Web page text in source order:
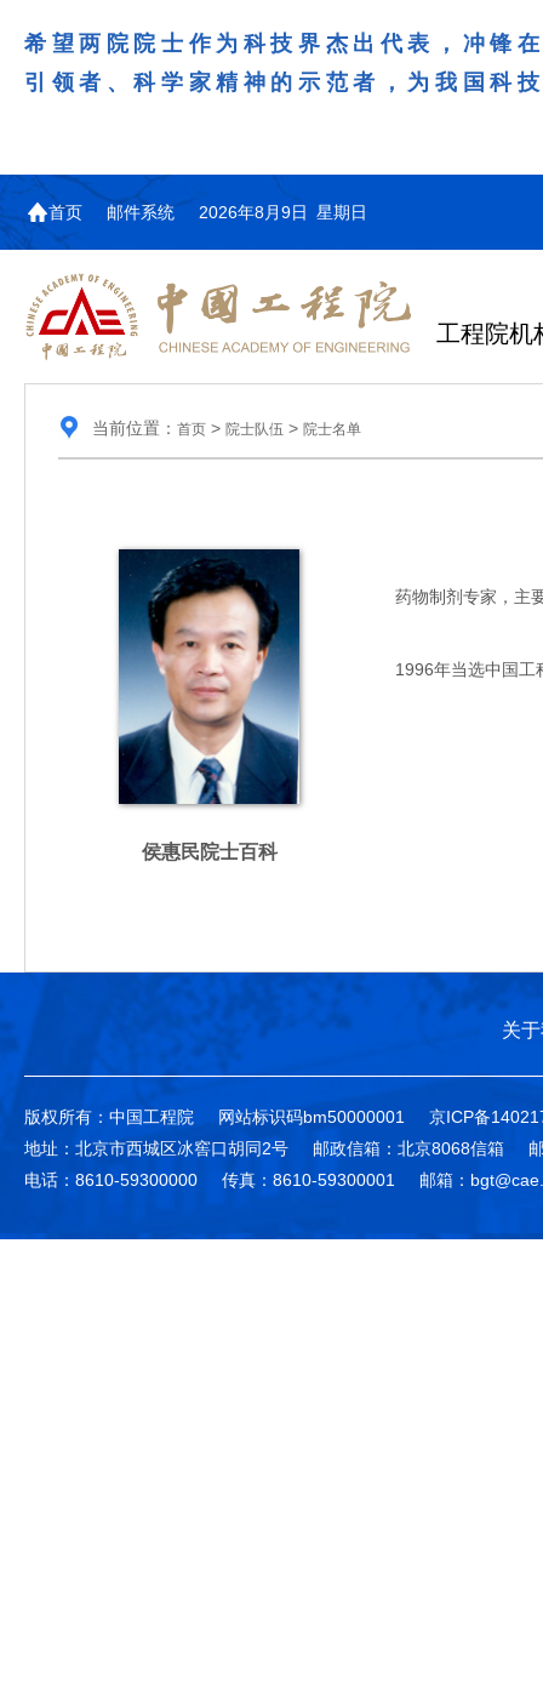
希望两院院士作为科技界杰出代表，冲锋
引领者、科学家精神的示范者，为我国科
首页 邮件系统 2026年8月9日 星期日
工程院机
当前位置： 首页> 院士队伍 > 院士名单
侯惠民院士百科
药物制剂专家，主要
1996年当选中国工
关
版权所有：中国工程院 网站标识码bm50000001
京ICP备
地址：北京市西城区冰窖口胡同2号
邮政信箱：北京8068信箱
电话：8610-59300000
传真：8610-59300001 邮箱：